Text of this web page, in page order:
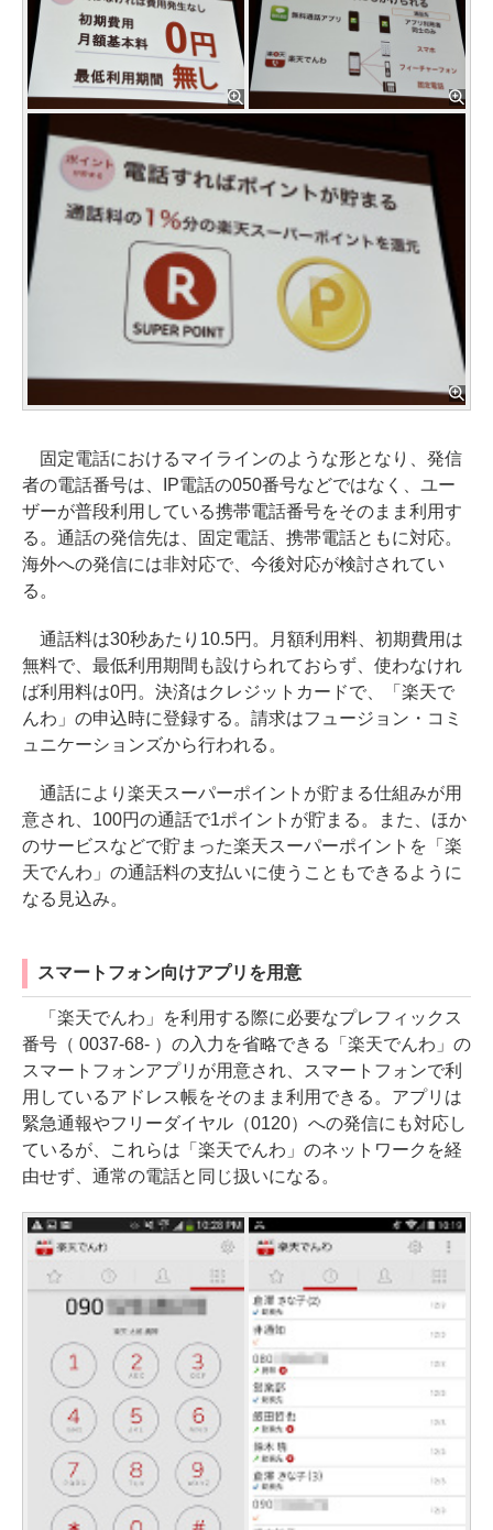
固定電話におけるマイラインのような形となり、発信
者の電話番号は、IP電話の050番号などではなく、ユー
ザーが普段利用している携帯電話番号をそのまま利用す
る。通話の発信先は、固定電話、携帯電話ともに対応。
海外への発信には非対応で、今後対応が検討されてい
る。
通話料は30秒あたり10.5円。月額利用料、初期費用は
無料で、最低利用期間も設けられておらず、使わなけれ
ば利用料は0円。決済はクレジットカードで、「楽天で
んわ」の申込時に登録する。請求はフュージョン・コミ
ュニケーションズから行われる。
通話により楽天スーパーポイントが貯まる仕組みが用
意され、100円の通話で1ポイントが貯まる。また、ほか
のサービスなどで貯まった楽天スーパーポイントを「楽
天でんわ」の通話料の支払いに使うこともできるように
なる見込み。
スマートフォン向けアプリを用意
「楽天でんわ」を利用する際に必要なプレフィックス
番号（ 0037-68- ）の入力を省略できる「楽天でんわ」の
スマートフォンアプリが用意され、スマートフォンで利
用しているアドレス帳をそのまま利用できる。アプリは
緊急通報やフリーダイヤル（0120）への発信にも対応し
ているが、これらは「楽天でんわ」のネットワークを経
由せず、通常の電話と同じ扱いになる。